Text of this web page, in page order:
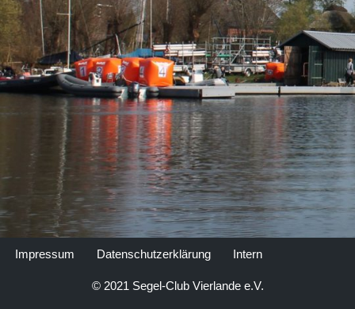
Impressum Datenschutzerklärung Intern
© 2021 Segel-Club Vierlande e.V.